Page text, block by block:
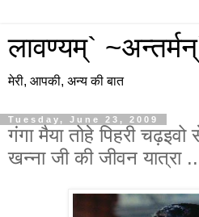
लावण्यम्`
मेरी, आपकी, अन्य की बात
Tuesday, June 23, 2009
गंगा मैया तोहे पिहरी
खन्ना जी की जीवन यात्रा